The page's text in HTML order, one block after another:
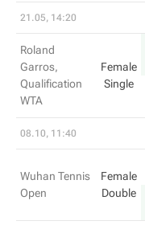
21.05, 14:20
Roland
Garros,
Qualification
WTA
Female
Single
08.10, 11:40
Wuhan Tennis
Open
Female
Double